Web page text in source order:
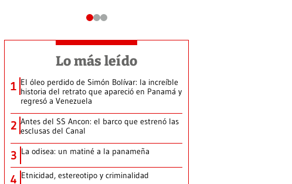
Lo más leído
1 El óleo perdido de Simón Bolívar: la increíble
historia del retrato que apareció en Panamá y
regresó a Venezuela
2 Antes del SS Ancon: el barco que estrenó las
esclusas del Canal
3 La odisea: un matiné a la panameña
4 Etnicidad, estereotipo y criminalidad